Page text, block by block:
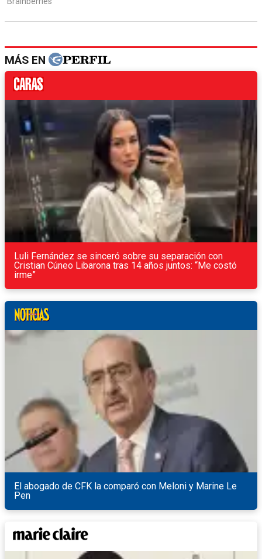
MÁS EN
Luli Fernández se sinceró sobre su separación con
Cristian Cúneo Libarona tras 14 años juntos: “Me costó
irme”
El abogado de CFK la comparó con Meloni y Marine Le
Pen